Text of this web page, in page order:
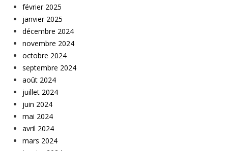
février 2025
janvier 2025
décembre 2024
novembre 2024
octobre 2024
septembre 2024
août 2024
juillet 2024
juin 2024
mai 2024
avril 2024
mars 2024